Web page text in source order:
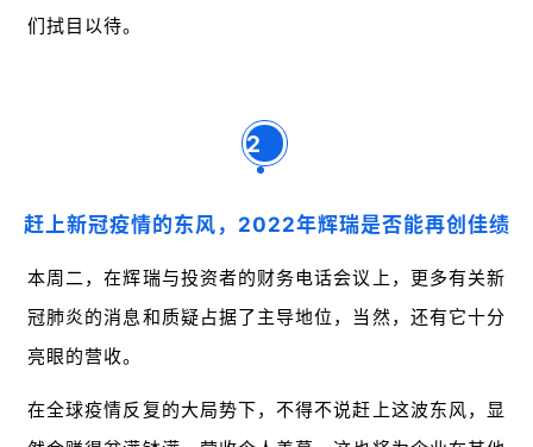
们拭目以待。
2
赶上新冠疫情的东风，2022年辉瑞是否能再创佳绩
本周二，在辉瑞与投资者的财务电话会议上， 更多有关新
冠肺炎的消息和质疑占据了主导地位，当然，还有它十分
亮眼的营收。
在全球疫情反复的大局势下，不得不说赶上这波东风，显